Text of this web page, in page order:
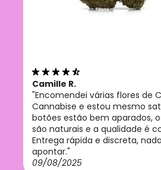
Camille R.
"Encomendei várias flores de
Cannabise e estou mesmo
botões estão bem aparados,
são naturais e a qualidade é
Entrega rápida e discreta,
apontar."
09/08/2025